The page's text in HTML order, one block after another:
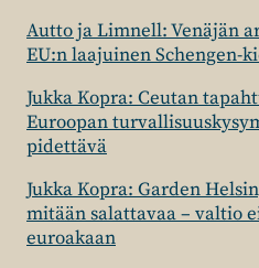
Autto ja Limnell: Venäjän
EU:n laajuinen Schengen-
Jukka Kopra: Ceutan
Euroopan
pidettävä
Jukka Kopra: Garden
mitään salattavaa – valtio
euroakaan